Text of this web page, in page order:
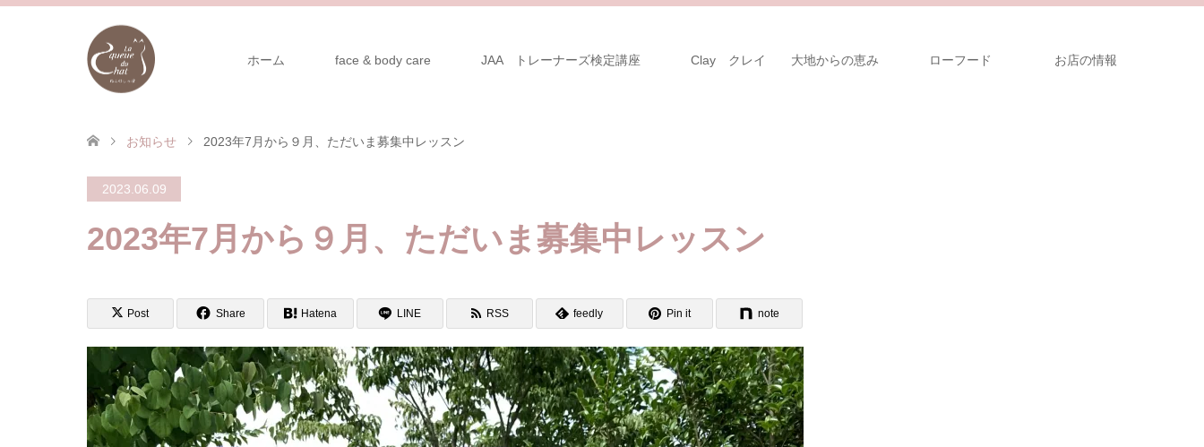
ホーム face & body care JAA トレーナーズ検定講座 Clay クレイ 大地からの恵み ローフード お店の情報
お知らせ 2023年7月から９月、ただいま募集中レッスン
2023.06.09
2023年7月から９月、ただいま募集中レッスン
Post Share Hatena LINE RSS feedly Pin it note